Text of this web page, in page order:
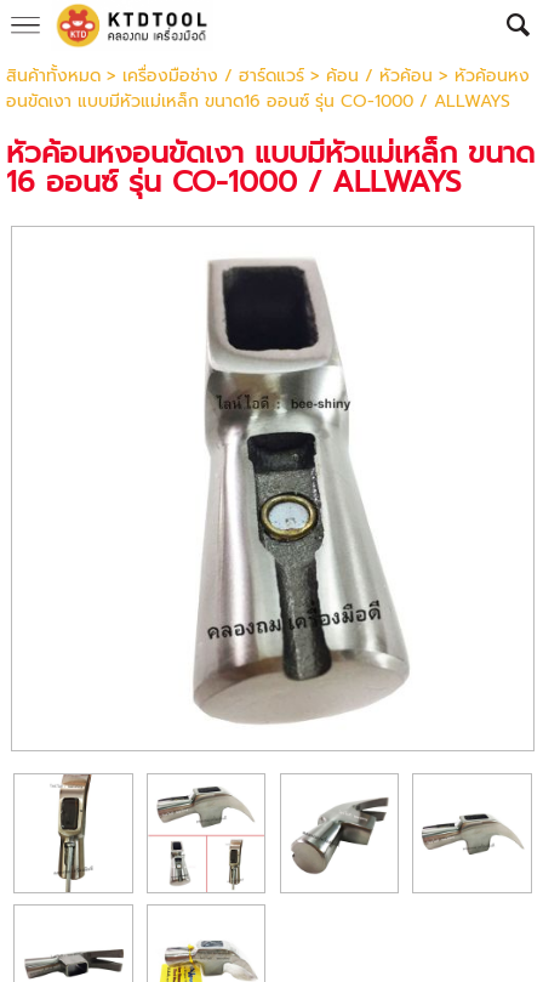
สินค้าทั้งหมด> เครื่องมือช่าง / ฮาร์ดแวร์> ค้อน / หัวค้อน > หัวค้อนหง
อนขัดเงา แบบมีหัวแม่เหล็ก ขนาด16 ออนซ์ รุ่น CO-1000 / ALLWAYS
หัวค้อนหงอนขัดเงา แบบมีหัวแม่เหล็ก ขนาด
16 ออนซ์ รุ่น CO-1000 / ALLWAYS